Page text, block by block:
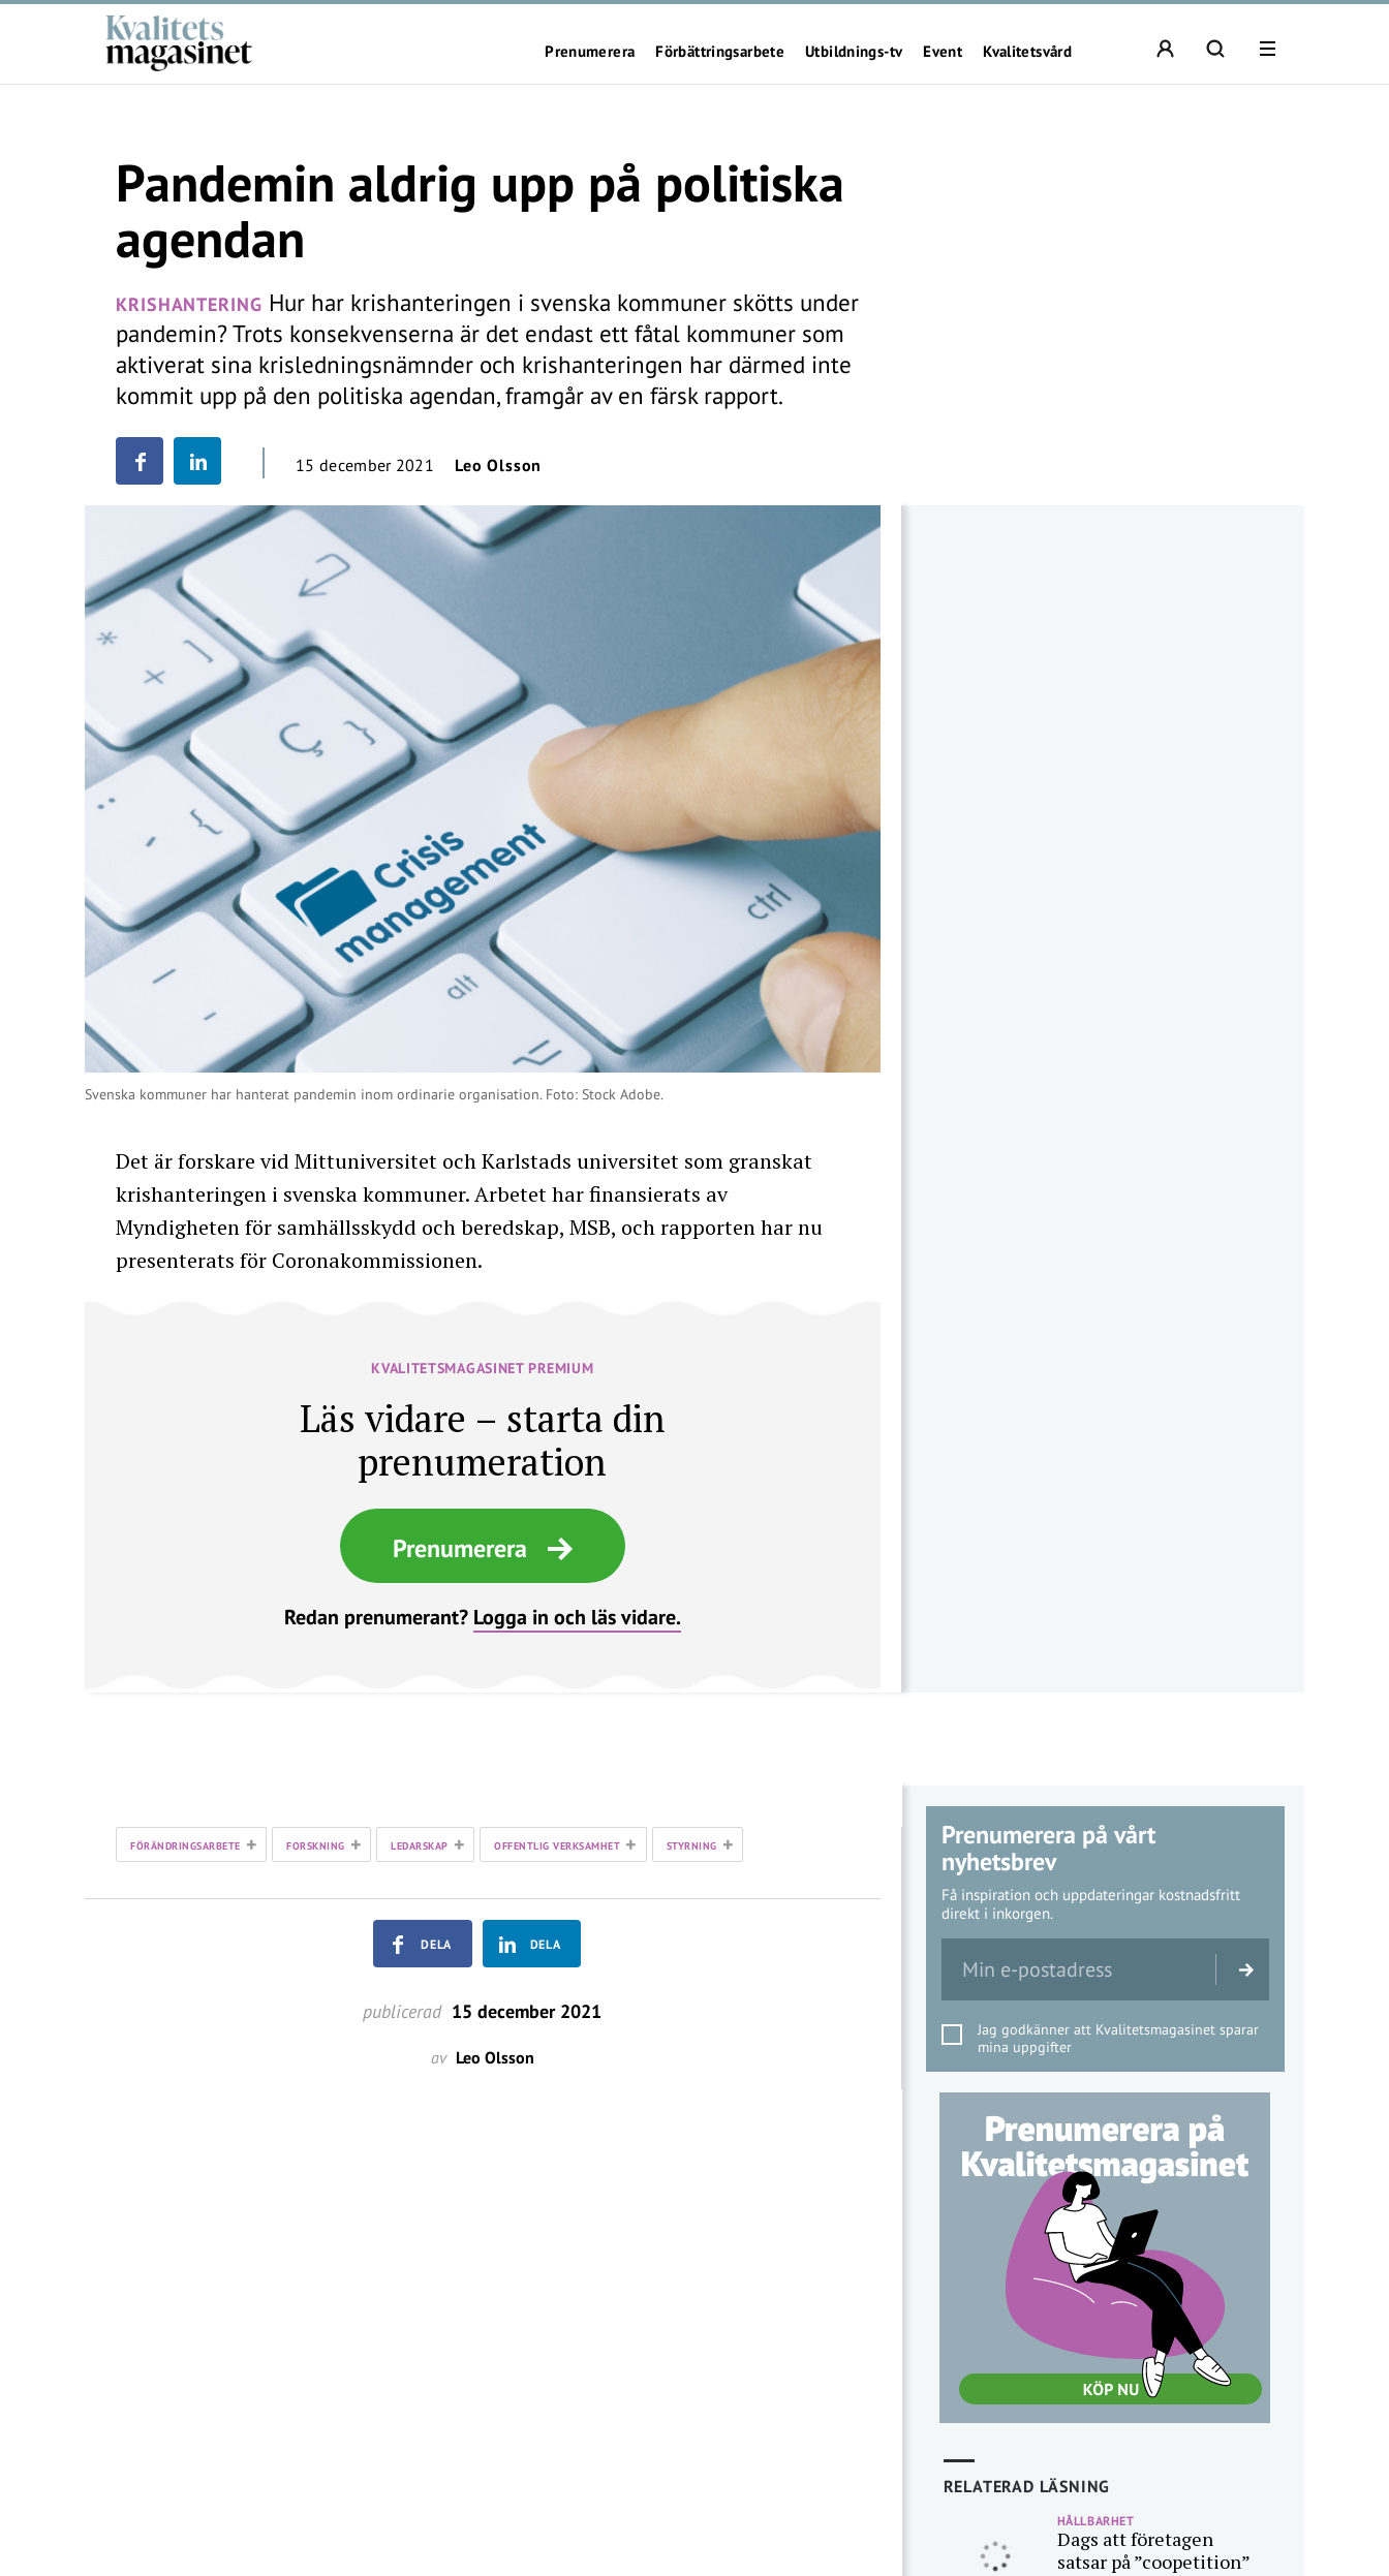
Prenumerera Förbättringsarbete Utbildnings-tv Event Kvalitetsvård
Pandemin aldrig upp på politiska
agendan
KRISHANTERING Hur har krishanteringen i svenska kommuner skötts under
pandemin? Trots konsekvenserna är det endast ett fåtal kommuner som
aktiverat sina krisledningsnämnder och krishanteringen har därmed inte
kommit upp på den politiska agendan, framgår av en färsk rapport.
15 december 2021 Leo Olsson
Svenska kommuner har hanterat pandemin inom ordinarie organisation. Foto: Stock Adobe.
Det är forskare vid Mittuniversitet och Karlstads universitet som granskat
krishanteringen i svenska kommuner. Arbetet har finansierats av
Myndigheten för samhällsskydd och beredskap, MSB, och rapporten har nu
presenterats för Coronakommissionen.
KVALITETSMAGASINET PREMIUM
Läs vidare – starta din
prenumeration
Prenumerera
Redan prenumerant? Logga in och läs vidare.
FÖRÄNDRINGSARBETE + FORSKNING + LEDARSKAP + OFFENTLIG VERKSAMHET + STYRNING +
DELA DELA
publicerad 15 december 2021
av Leo Olsson
Prenumerera på vårt
nyhetsbrev
Få inspiration och uppdateringar kostnadsfritt
direkt i inkorgen.
Jag godkänner att Kvalitetsmagasinet sparar
mina uppgifter
RELATERAD LÄSNING
HÅLLBARHET
Dags att företagen
satsar på ”coopetition”